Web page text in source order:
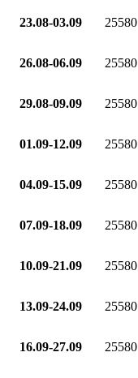
23.08-03.09 25580
26.08-06.09 25580
29.08-09.09 25580
01.09-12.09 25580
04.09-15.09 25580
07.09-18.09 25580
10.09-21.09 25580
13.09-24.09 25580
16.09-27.09 25580